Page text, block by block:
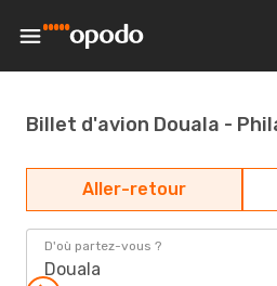
Billet d'avion Douala -
Aller-retour
D'où partez-vous ?
Douala